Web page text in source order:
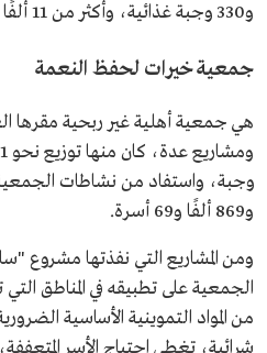
و330 وجبة غذائية، وأكثر من 11 ألفًا و611 سلة غذائية.
جمعية خيرات لحفظ النعمة
هي جمعية أهلية غير ربحية مقرها
وجبة، واستفاد من نشاطات
و869 ألفًا و69 أسرة.
ومن المشاريع التي نفذتها مشروع
الجمعية على تطبيقه في المناطق
من المواد التموينية الأساسية
شرائية، تغطي احتياج الأسر